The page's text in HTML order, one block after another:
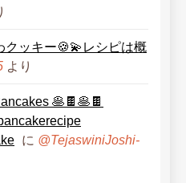
クッキー🍪💫レシピは概
より
🥞🍫🥞🍫
に @TejaswiniJoshi-